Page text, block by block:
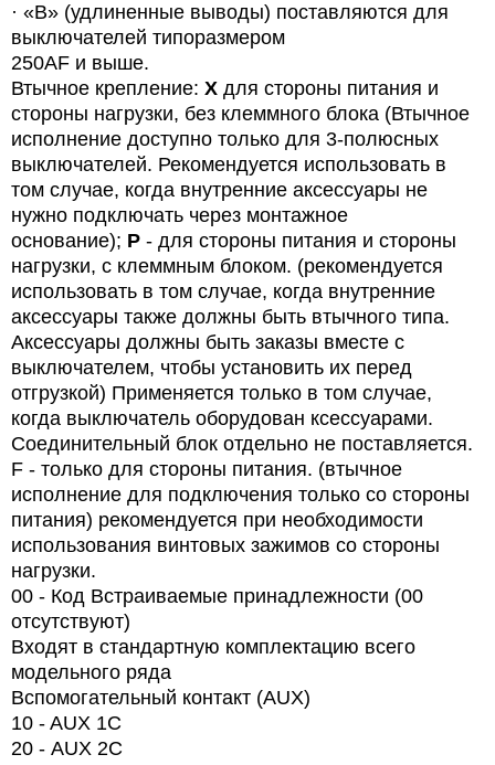
· «B» (удлиненные выводы) поставляются для
выключателей типоразмером
250AF и выше.
Втычное крепление: X для стороны питания и
стороны нагрузки, без клеммного блока (Втычное
исполнение доступно только для 3-полюсных
выключателей. Рекомендуется использовать в
том случае, когда внутренние аксессуары не
нужно подключать через монтажное
основание); P - для стороны питания и стороны
нагрузки, с клеммным блоком. (рекомендуется
использовать в том случае, когда внутренние
аксессуары также должны быть втычного типа.
Аксессуары должны быть заказы вместе с
выключателем, чтобы установить их перед
отгрузкой) Применяется только в том случае,
когда выключатель оборудован ксессуарами.
Соединительный блок отдельно не поставляется.
F - только для стороны питания. (втычное
исполнение для подключения только со стороны
питания) рекомендуется при необходимости
использования винтовых зажимов со стороны
нагрузки.
00 - Код Встраиваемые принадлежности (00
отсутствуют)
Входят в стандартную комплектацию всего
модельного ряда
Вспомогательный контакт (AUX)
10 - AUX 1C
20 - AUX 2C